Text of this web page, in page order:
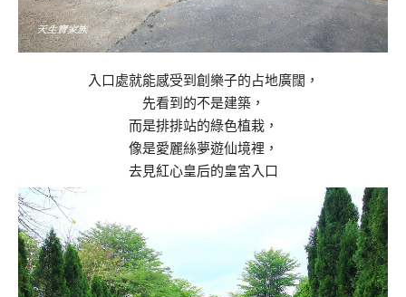
入口處就能感受到創樂子的占地廣闊，
先看到的不是建築，
而是排排站的綠色植栽，
像是愛麗絲夢遊仙境裡，
去見紅心皇后的皇宮入口